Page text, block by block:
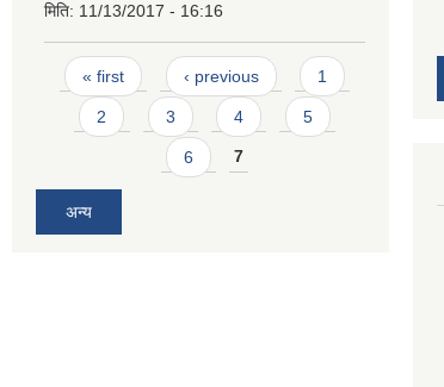
मिति: 11/13/2017 - 16:16
Pages
« first ‹ previous 1
2 3 4 5
6 7
अन्य